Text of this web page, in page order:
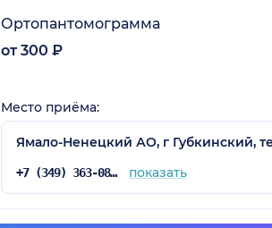
Ортопантомограмма
от 300 ₽
Место приёма:
Ямало-Ненецкий АО, г Губкинский,
+7 (349) 363-08-58 показать